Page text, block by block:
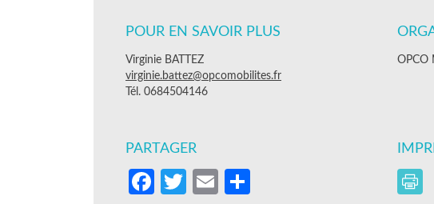
POUR EN SAVOIR PLUS
Virginie BATTEZ
virginie.battez@opcomobilites.fr
Tél. 0684504146
OPCO
PARTAGER
Facebook
Twitter
Email